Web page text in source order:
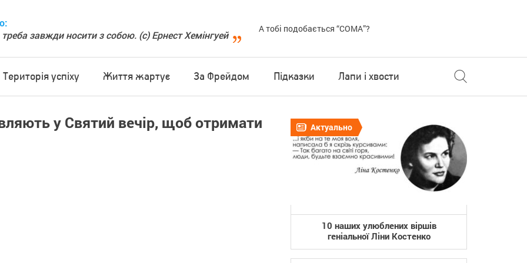
завжди носити з собою. (с) Ернест Хемінгуей
А тобі подобається “COMA”?
Територія успіху Життя жартує За Фрейдом Підказки Лапи і хвости
у Святий вечір, щоб отримати Актуально
10 наших улюблених віршів
геніальної Ліни Костенко